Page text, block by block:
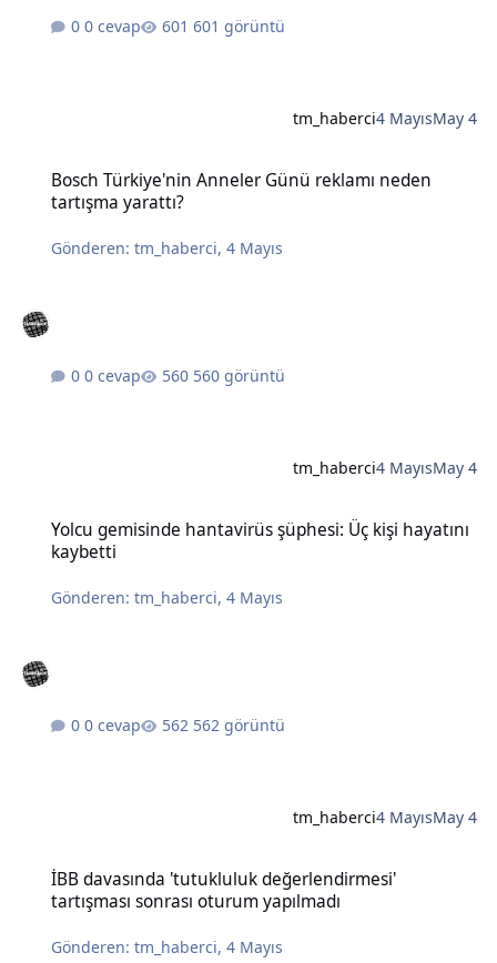
0 cevap 601 görüntü
tm_haberci4 MayısMay 4
Bosch Türkiye'nin Anneler Günü reklamı neden
tartışma yarattı?
Gönderen:tm_haberci,4 Mayıs
0 cevap 560 görüntü
tm_haberci4 MayısMay 4
Yolcu gemisinde hantavirüs şüphesi: Üç kişi hayatını
kaybetti
Gönderen:tm_haberci,4 Mayıs
0 cevap 562 görüntü
tm_haberci4 MayısMay 4
İBB davasında 'tutukluluk değerlendirmesi'
tartışması sonrası oturum yapılmadı
Gönderen:tm_haberci,4 Mayıs